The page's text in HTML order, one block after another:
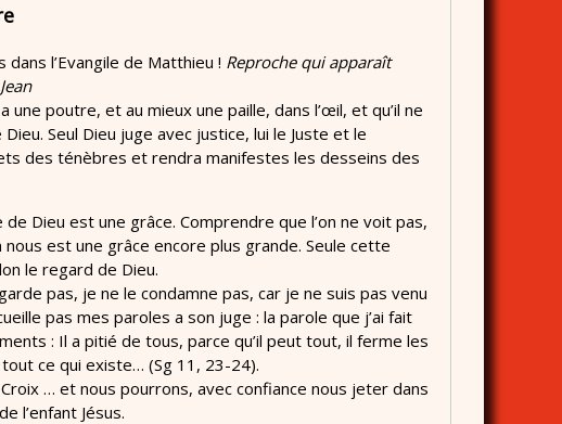
l’Evangile de Matthieu ! Reproche qui apparaît
poutre, et au mieux une paille, dans l’œil, et qu’il ne
Seul Dieu juge avec justice, lui le Juste et le
des ténèbres et rendra manifestes les desseins des
Dieu est une grâce. Comprendre que l’on ne voit pas,
est une grâce encore plus grande. Seule cette
le regard de Dieu.
pas, je ne le condamne pas, car je ne suis pas venu
pas mes paroles a son juge : la parole que j’ai fait
: Il a pitié de tous, parce qu’il peut tout, il ferme les
ce qui existe… (Sg 11, 23-24).
… et nous pourrons, avec confiance nous jeter dans
l’enfant Jésus.